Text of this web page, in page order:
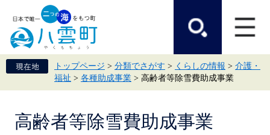
頭
で
飛
ば
て
トップページ > 分類でさがす > くらしの情報 > 介護・
福祉 > 各種助成事業 > 高齢者等除雪費助成事業
高齢者等除雪費助成事業